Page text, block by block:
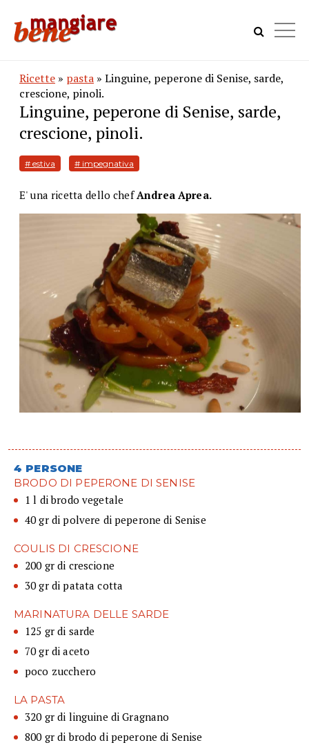
Ricette » pasta » Linguine, peperone di Senise, sarde,
crescione, pinoli.
Linguine, peperone di Senise, sarde,
crescione, pinoli.
# estiva # impegnativa
E' una ricetta dello chefAndrea Aprea.
4 PERSONE
BRODO DI PEPERONE DI SENISE
1 l di brodo vegetale
40 gr di polvere di peperone di Senise
COULIS DI CRESCIONE
200 gr di crescione
30 gr di patata cotta
MARINATURA DELLE SARDE
125 gr di sarde
70 gr di aceto
poco zucchero
LA PASTA
320 gr di linguine di Gragnano
800 gr di brodo di peperone di Senise